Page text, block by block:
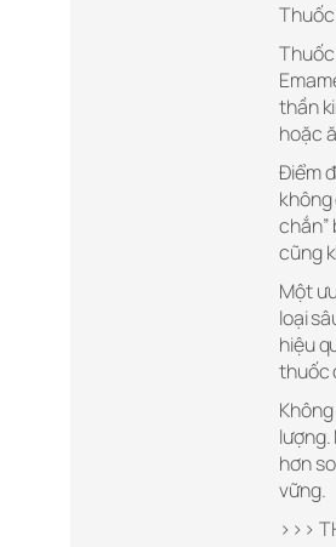
Thuốc
thần
hoặc
Điểm
chắn”
cũng
Một
loại
hiệu
thuốc
hơn
vững.
>>>